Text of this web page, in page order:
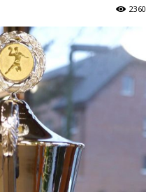
2360